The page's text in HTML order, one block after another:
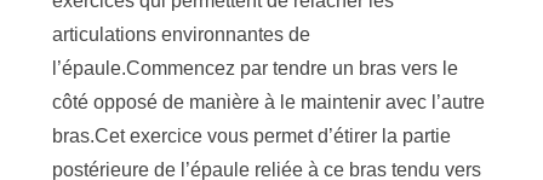
articulations environnantes de
l’épaule.Commencez par tendre un bras vers le
côté opposé de manière à le maintenir avec l’autre
bras.Cet exercice vous permet d’étirer la partie
postérieure de l’épaule reliée à ce bras tendu vers